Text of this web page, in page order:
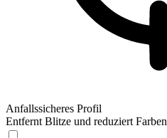
Anfallssicheres Profil
Entfernt Blitze und reduziert Farben